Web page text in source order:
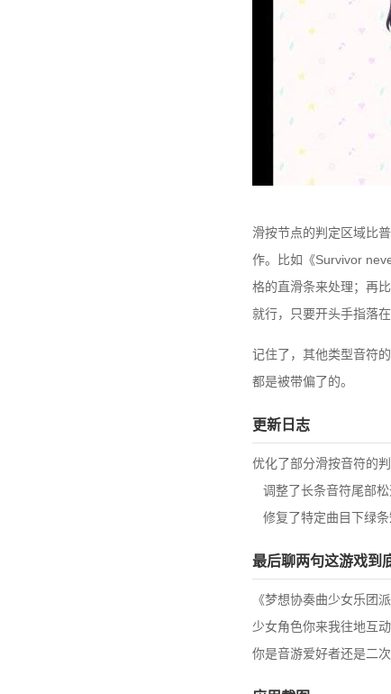
滑按节点的判定区域比
作。比如《Survivor
格的直滑条来处理；再
就行，只要开头手指落
记住了，其他类型音符
都是被带偏了的。
更新日志
优化了部分滑按音符的
调整了长条音符尾部松
修复了特定曲目下绿条
最后聊两句这游戏到
《梦想协奏曲少女乐团
少女角色你来我往地互
你是音游爱好者还是二